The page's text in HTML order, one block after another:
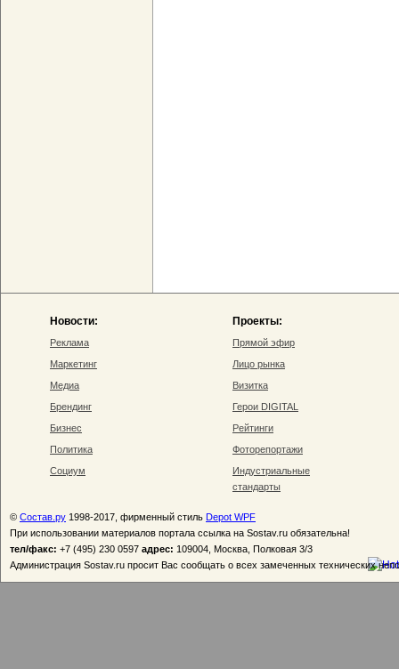
Новости:
Реклама
Маркетинг
Медиа
Брендинг
Бизнес
Политика
Социум
Проекты:
Прямой эфир
Лицо рынка
Визитка
Герои DIGITAL
Рейтинги
Фоторепортажи
Индустриальные
стандарты
© Состав.ру 1998-2017, фирменный стиль Depot WPF
При использовании материалов портала ссылка на Sostav.ru обязательна!
тел/факс: +7 (495) 230 0597 адрес: 109004, Москва, Полковая 3/3
Администрация Sostav.ru просит Вас сообщать о всех замеченных технических